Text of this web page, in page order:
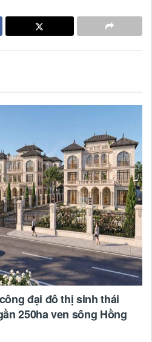
đại đô thị sinh thái
250ha ven sông Hồng